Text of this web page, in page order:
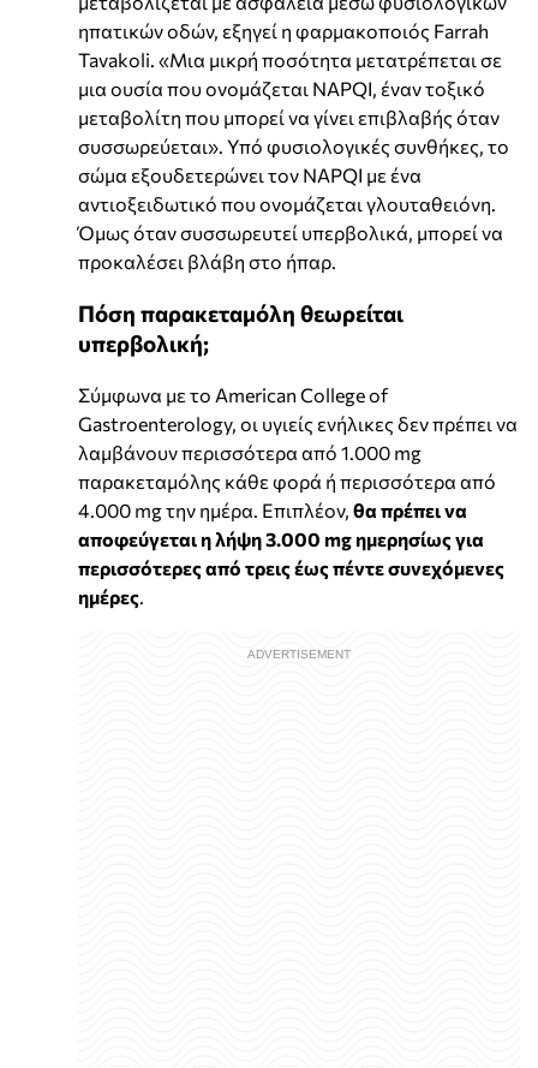
ηπατικών οδών, εξηγεί η φαρμακοποιός Farrah
Tavakoli. «Μια μικρή ποσότητα μετατρέπεται σε
μια ουσία που ονομάζεται NAPQI, έναν τοξικό
μεταβολίτη που μπορεί να γίνει επιβλαβής όταν
συσσωρεύεται». Υπό φυσιολογικές συνθήκες, το
σώμα εξουδετερώνει τον NAPQI με ένα
αντιοξειδωτικό που ονομάζεται γλουταθειόνη.
Όμως όταν συσσωρευτεί υπερβολικά, μπορεί να
προκαλέσει βλάβη στο ήπαρ.
Πόση παρακεταμόλη θεωρείται
υπερβολική;
Σύμφωνα με το American College of
Gastroenterology, οι υγιείς ενήλικες δεν πρέπει να
λαμβάνουν περισσότερα από 1.000 mg
παρακεταμόλης κάθε φορά ή περισσότερα από
4.000 mg την ημέρα. Επιπλέον, θα πρέπει να
αποφεύγεται η λήψη 3.000 mg ημερησίως για
περισσότερες από τρεις έως πέντε συνεχόμενες
ημέρες.